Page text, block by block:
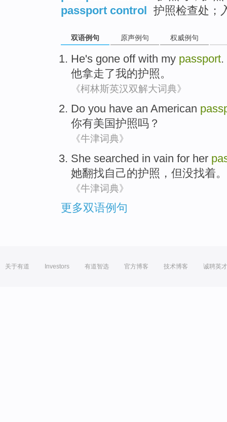
passport control
护照检查处；
双语例句 原声例句 权威例句
He's gone off with my passport.
他拿走了我的护照。
《柯林斯英汉双解大词典》
Do you have an American
你有美国护照吗？
《牛津词典》
She searched in vain for her
她翻找自己的护照， 但没找着。
《牛津词典》
更多双语例句
关于有道 Investors 有道智选 官方博客 技术博客 诚聘英才